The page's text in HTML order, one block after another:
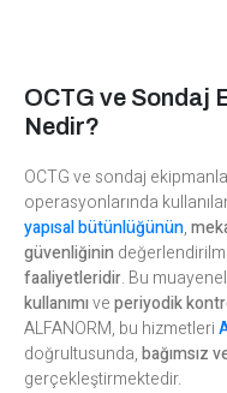
OCTG ve Sondaj
Nedir?
OCTG ve sondaj
operasyonlarında
yapısal bütünlüğünün,
güvenliğinin
faaliyetleridir. Bu
kullanımıveperiyodik
ALFANORM, bu hizmetleri
doğrultusunda,bağımsız
gerçekleştirmektedir.